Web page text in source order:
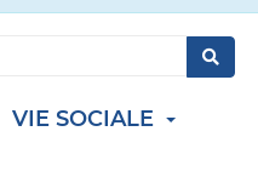
VIE SOCIALE